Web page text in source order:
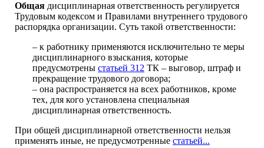
Общая дисциплинарная ответственность регулируется
Трудовым кодексом и Правилами внутреннего трудового
распорядка организации. Суть такой ответственности:
– к работнику применяются исключительно те меры
дисциплинарного взыскания, которые
предусмотрены статьей 312 ТК – выговор, штраф и
прекращение трудового договора;
– она распространяется на всех работников, кроме
тех, для кого установлена специальная
дисциплинарная ответственность.
При общей дисциплинарной ответственности нельзя
применять иные, не предусмотренные статьей...